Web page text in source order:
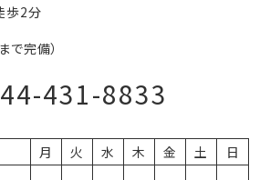
歩2分
で完備）
431-8833
月 火 水 木 金 土 日